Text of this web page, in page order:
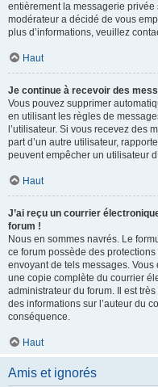
entièrement la messagerie
modérateur a décidé de vous
plus d’informations, veuillez
Haut
Je continue à recevoir des
Vous pouvez supprimer
en utilisant les règles de
l’utilisateur. Si vous recevez des
part d’un autre utilisateur,
peuvent empêcher un utilisateur
Haut
J’ai reçu un courrier
forum !
Nous en sommes navrés. Le
ce forum possède des
envoyant de tels messages.
une copie complète du courrier
administrateur du forum. Il est
des informations sur l’auteur du
conséquence.
Haut
Amis et ignorés